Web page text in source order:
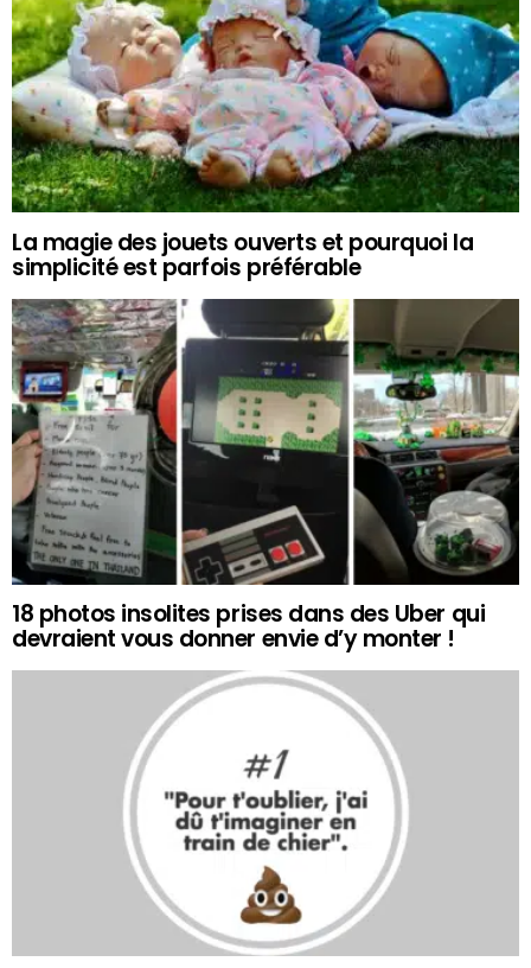
La magie des jouets ouverts et pourquoi la
simplicité est parfois préférable
18 photos insolites prises dans des Uber qui
devraient vous donner envie d’y monter !